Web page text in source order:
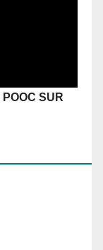
SUR